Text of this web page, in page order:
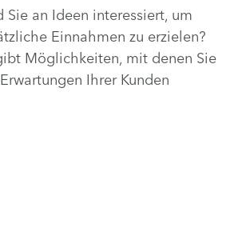
Sie an Ideen interessiert, um
Einnahmen zu erzielen?
Möglichkeiten, mit denen Sie
Ihrer Kunden